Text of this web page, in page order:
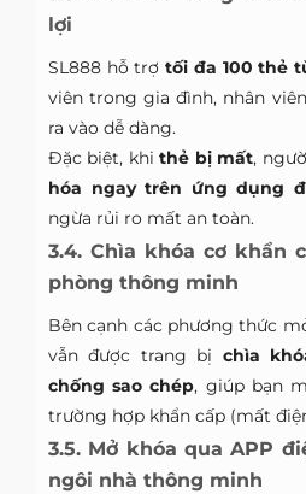
lợi
SL888 hỗ trợtối đa 100 thẻ
viên trong gia đình, nhân
ra vào dễ dàng.
Đặc biệt, khithẻ bị mất,
hóa ngay trên ứng dụng
ngừa rủi ro mất an toàn.
3.4. Chìa khóa cơ khẩn
phòng thông minh
Bên cạnh các phương thức
vẫn được trang bị chìa
chống sao chép, giúp bạn
trường hợp khẩn cấp (mất
3.5. Mở khóa qua APP
ngôi nhà thông minh